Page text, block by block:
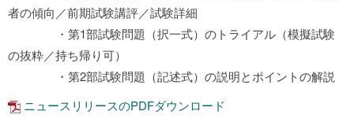
者の傾向／前期試験講評／試験詳細
・第1部試験問題（択一式）のトライアル（模擬試験
の抜粋／持ち帰り可）
・第2部試験問題（記述式）の説明とポイントの解説
ニュースリリースのPDFダウンロード